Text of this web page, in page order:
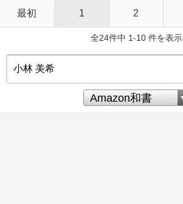
最初 1 2
全24件中 1-10 件を表示